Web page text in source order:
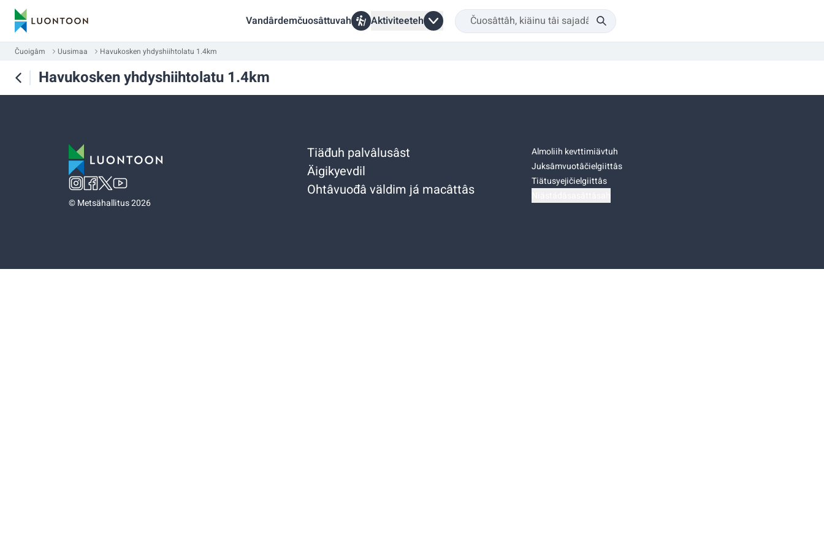
Vandârdemčuosâttuvah Aktiviteeteh
Čuoigâm Uusimaa Havukosken yhdyshiihtolatu 1.4km
Havukosken yhdyshiihtolatu 1.4km
©Metsähallitus 2026
Tiäđuh palvâlusâst
Äigikyevdil
Ohtâvuođâ väldim já macâttâs
Almoliih kevttimiävtuh
Juksâmvuotâčielgiittâs
Tiätusyejičielgiittâs